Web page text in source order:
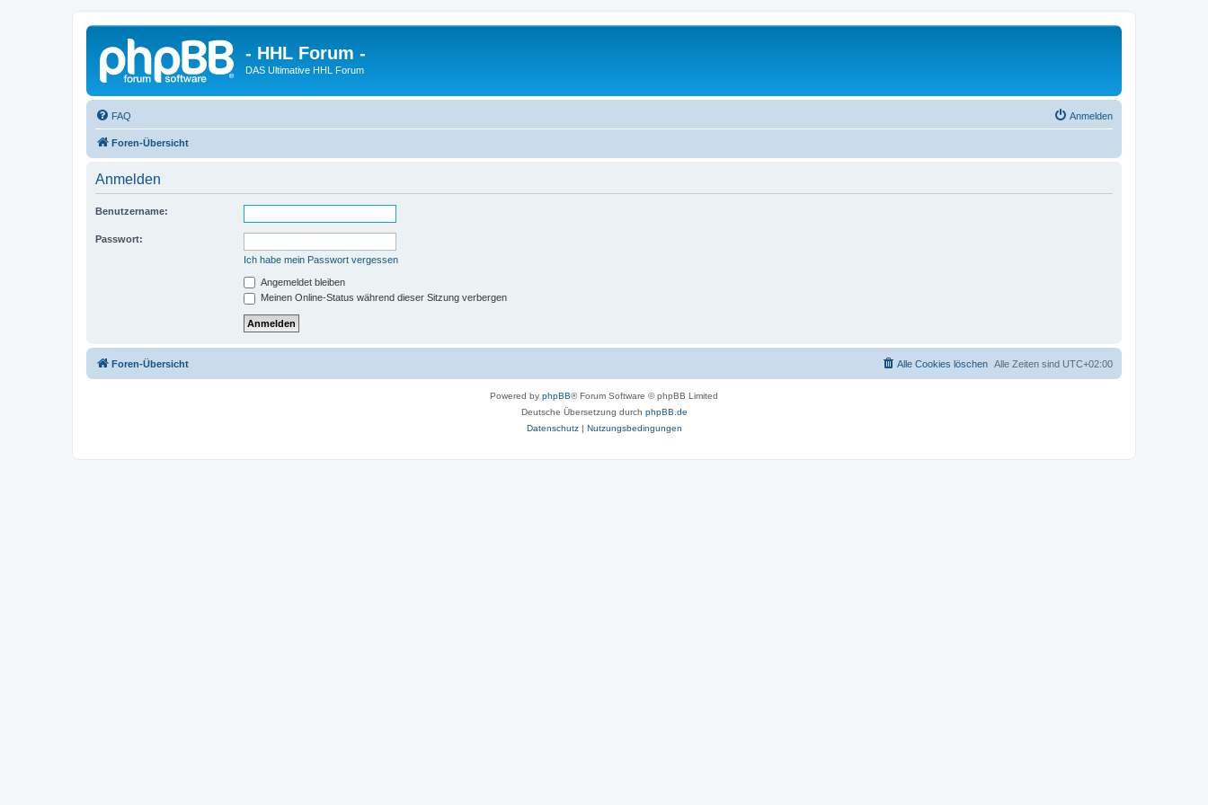
- HHL Forum -
DAS Ultimative HHL Forum
FAQ Anmelden
Foren-Übersicht
Anmelden
Benutzername:
Passwort:
Ich habe mein Passwort vergessen
Angemeldet bleiben
Meinen Online-Status während dieser Sitzung verbergen
Foren-Übersicht Alle Zeiten sind UTC+02:00
Alle Cookies löschen
Powered by phpBB® Forum Software © phpBB Limited
Deutsche Übersetzung durch phpBB.de
Datenschutz| Nutzungsbedingungen